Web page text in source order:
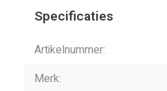
Specificaties
Artikelnummer:
Merk: